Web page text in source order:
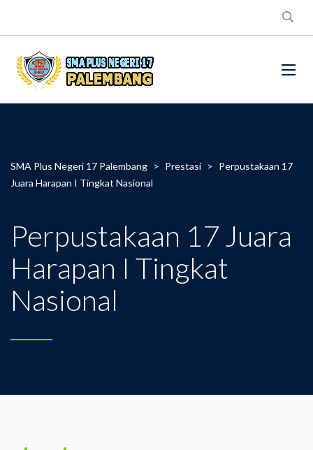
SMA Plus Negeri 17 Palembang > Prestasi > Perpustakaan 17
Juara Harapan I Tingkat Nasional
Perpustakaan 17 Juara
Harapan I Tingkat
Nasional